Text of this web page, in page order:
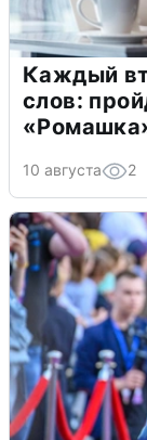
Каждый
слов:
10 августа 2